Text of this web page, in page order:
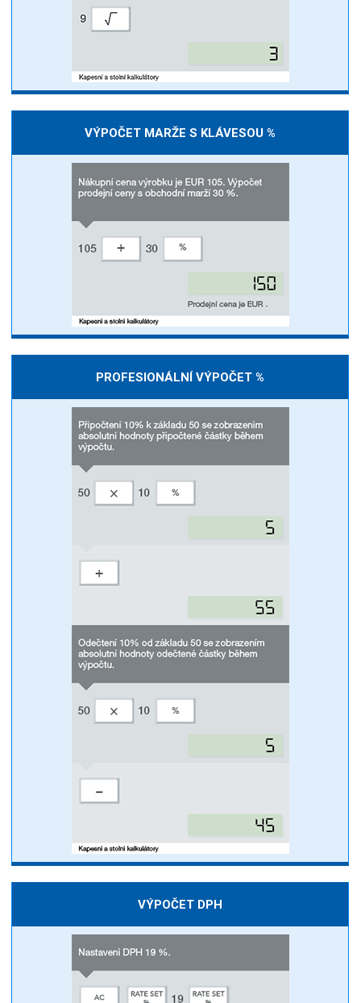
VÝPOČET MARŽE S KLÁVESOU %
PROFESIONÁLNÍ VÝPOČET %
VÝPOČET DPH